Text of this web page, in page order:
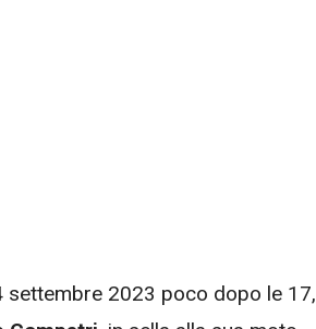
settembre 2023 poco dopo le 17,